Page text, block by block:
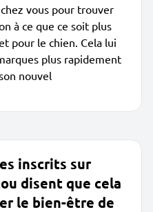
vous pour trouver
à ce que ce soit plus
pour le chien. Cela lui
plus rapidement
nouvel
inscrits sur
disent que cela
le bien-être de